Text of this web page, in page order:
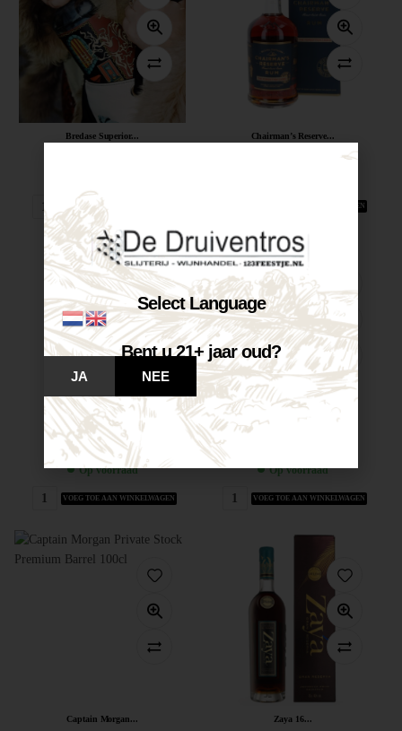
Bredase Superior...
VOEG TOE AAN WINKELWAGEN
Chairman’s Reserve...
VOEG TOE AAN WINKELWAGEN
Don Papa...
€44,50
Op voorraad
VOEG TOE AAN WINKELWAGEN
Op voorraad
VOEG TOE AAN WINKELWAGEN
Captain Morgan... Zaya 16...
Select Language
Bent u 21+ jaar oud?
JA NEE